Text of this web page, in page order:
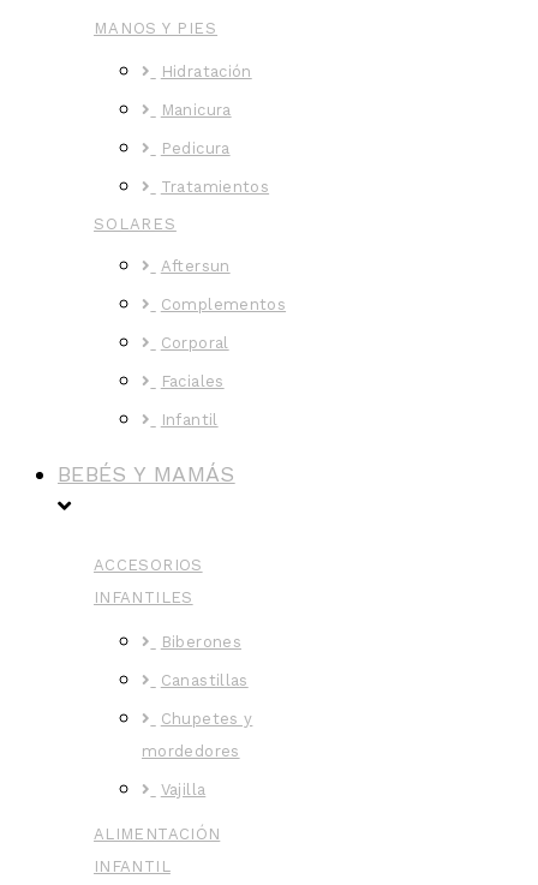
MANOS Y PIES
Hidratación
Manicura
Pedicura
Tratamientos
SOLARES
Aftersun
Complementos
Corporal
Faciales
Infantil
BEBÉS Y MAMÁS
ACCESORIOS
INFANTILES
Biberones
Canastillas
Chupetes y
mordedores
Vajilla
ALIMENTACIÓN
INFANTIL